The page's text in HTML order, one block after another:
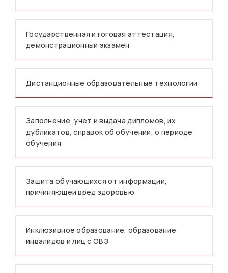
Государственная итоговая аттестация,
демонстрационный экзамен
Дистанционные образовательные технологии
Заполнение, учет и выдача дипломов, их
дубликатов, справок об обучении, о периоде
обучения
Защита обучающихся от информации,
причиняющей вред здоровью
Инклюзивное образование, образование
инвалидов и лиц с ОВЗ